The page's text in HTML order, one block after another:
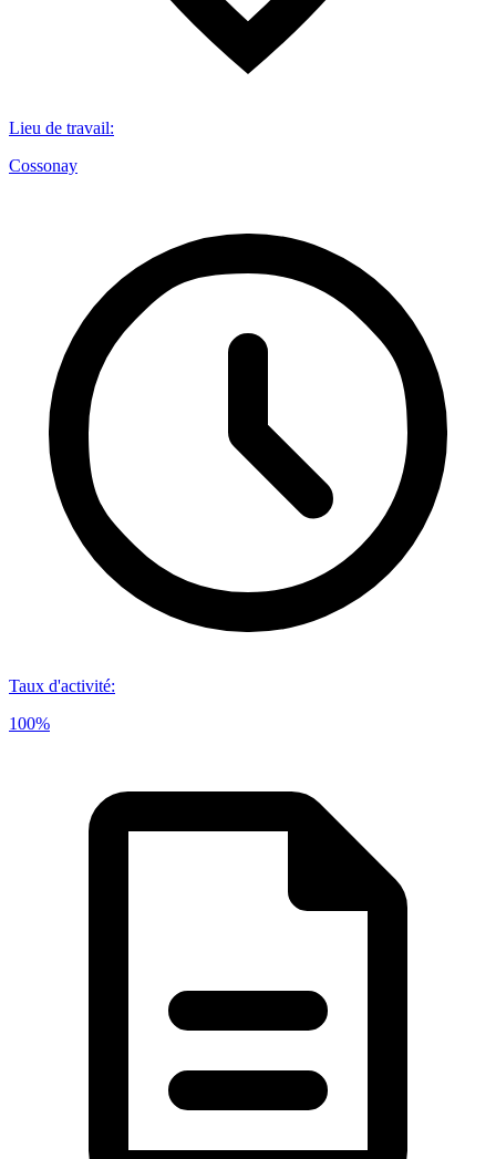
Lieu de travail:
Cossonay
Taux d'activité:
100%